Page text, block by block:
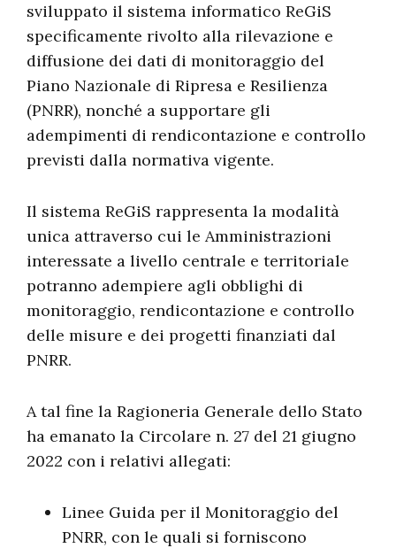
sviluppato il sistema informatico ReGiS
specificamente rivolto alla rilevazione e
diffusione dei dati di monitoraggio del
Piano Nazionale di Ripresa e Resilienza
(PNRR), nonché a supportare gli
adempimenti di rendicontazione e controllo
previsti dalla normativa vigente.
Il sistema ReGiS rappresenta la modalità
unica attraverso cui le Amministrazioni
interessate a livello centrale e territoriale
potranno adempiere agli obblighi di
monitoraggio, rendicontazione e controllo
delle misure e dei progetti finanziati dal
PNRR.
A tal fine la Ragioneria Generale dello Stato
ha emanato la Circolare n. 27 del 21 giugno
2022 con i relativi allegati:
Linee Guida per il Monitoraggio del
PNRR, con le quali si forniscono